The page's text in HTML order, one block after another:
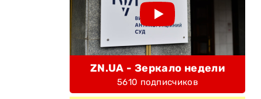
ZN.UA - Зеркало недели
5610 подписчиков